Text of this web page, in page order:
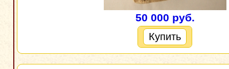
50 000 руб.
Купить